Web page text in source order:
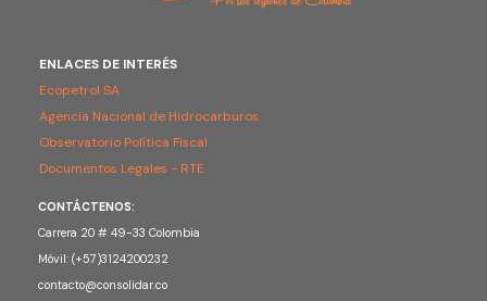
ENLACES DE INTERÉS
Ecopetrol SA
Agencia Nacional de Hidrocarburos
Observatorio Política Fiscal
Documentos Legales - RTE
CONTÁCTENOS:
Carrera 20 # 49-33 Colombia
Móvil: (+57)3124200232
contacto@consolidar.co